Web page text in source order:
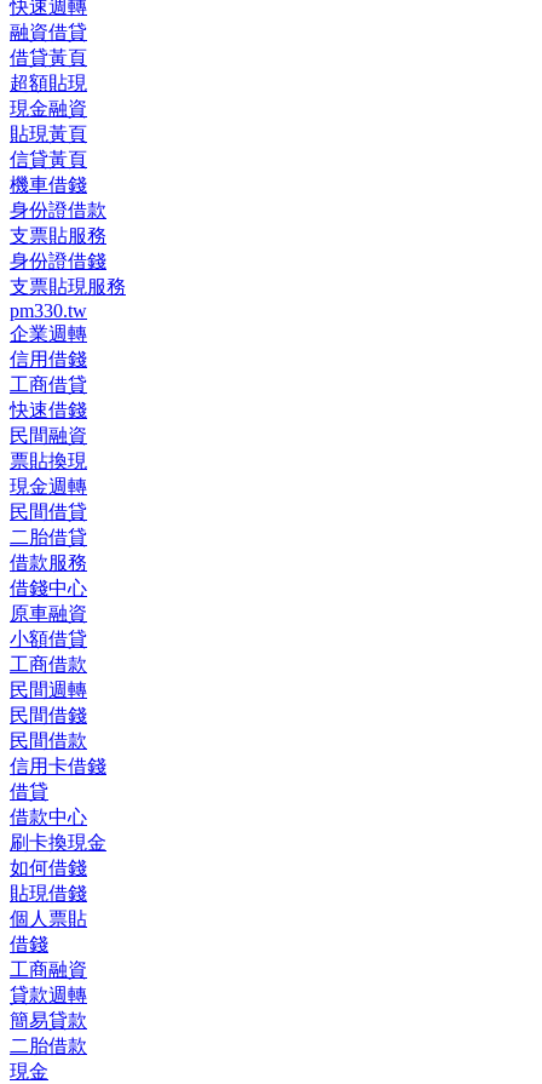
快速週轉
融資借貸
借貸黃頁
超額貼現
現金融資
貼現黃頁
信貸黃頁
機車借錢
身份證借款
支票貼服務
身份證借錢
支票貼現服務
pm330.tw
企業週轉
信用借錢
工商借貸
快速借錢
民間融資
票貼換現
現金週轉
民間借貸
二胎借貸
借款服務
借錢中心
原車融資
小額借貸
工商借款
民間週轉
民間借錢
民間借款
信用卡借錢
借貸
借款中心
刷卡換現金
如何借錢
貼現借錢
個人票貼
借錢
工商融資
貸款週轉
簡易貸款
二胎借款
現金